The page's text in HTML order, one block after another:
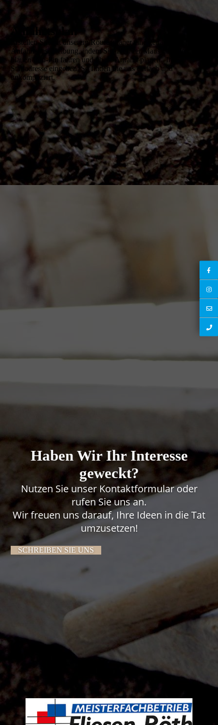
Anfahrtsplan
Erstellen Sie mit unserem Routenplaner eine genaue
Anfahrtsbeschreibung, indem Sie mit Ihrer Maus über den
blauen Info-Pin fahren und über "Anfahrt planen" Ihre
Startadresse eingeben. So finden Sie uns einfach und
unkompliziert.
Haben Wir Ihr Interesse
geweckt?
Nutzen Sie unser Kontaktformularoder
rufen Sie uns an.
Wir freuen uns darauf, Ihre Ideen in die Tat
umzusetzen!
SCHREIBEN SIE UNS